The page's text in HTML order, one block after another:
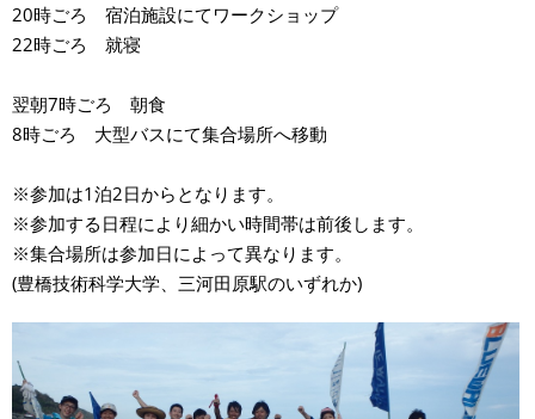
20時ごろ 宿泊施設にてワークショップ
22時ごろ 就寝
翌朝7時ごろ 朝食
8時ごろ 大型バスにて集合場所へ移動
※参加は1泊2日からとなります。
※参加する日程により細かい時間帯は前後します。
※集合場所は参加日によって異なります。
(豊橋技術科学大学、三河田原駅のいずれか)